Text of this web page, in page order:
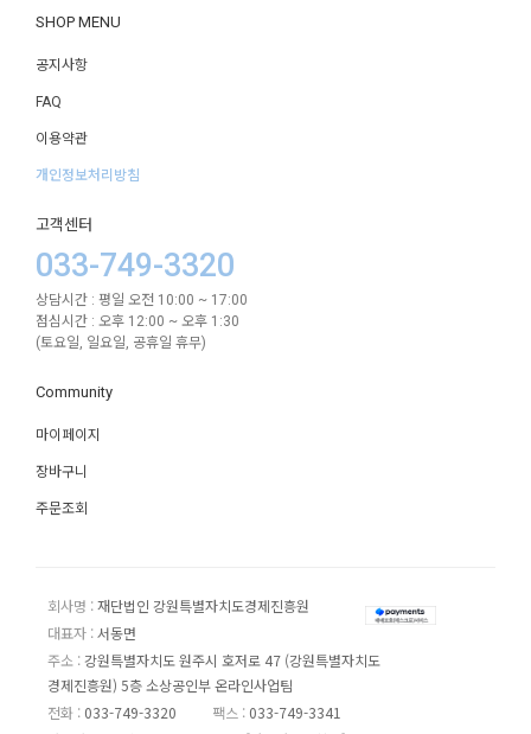
SHOP MENU
공지사항
FAQ
이용약관
개인정보처리방침
고객센터
033-749-3320
상담시간 : 평일 오전 10:00 ~ 17:00
점심시간 : 오후 12:00 ~ 오후 1:30
(토요일, 일요일, 공휴일 휴무)
Community
마이페이지
장바구니
주문조회
회사명 :재단법인 강원특별자치도경제진흥원
대표자 :서동면
주소 :강원특별자치도 원주시 호저로 47 (강원특별자치도
경제진흥원) 5층 소상공인부 온라인사업팀
전화 : 033-749-3320 팩스 : 033-749-3341